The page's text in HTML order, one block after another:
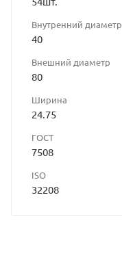
Внутренний диаметр
40
Внешний диаметр
80
Ширина
24.75
ГОСТ
7508
ISO
32208